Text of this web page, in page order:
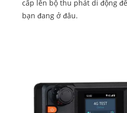
cấp lên bộ thu phát di động
bạn đang ở đâu.